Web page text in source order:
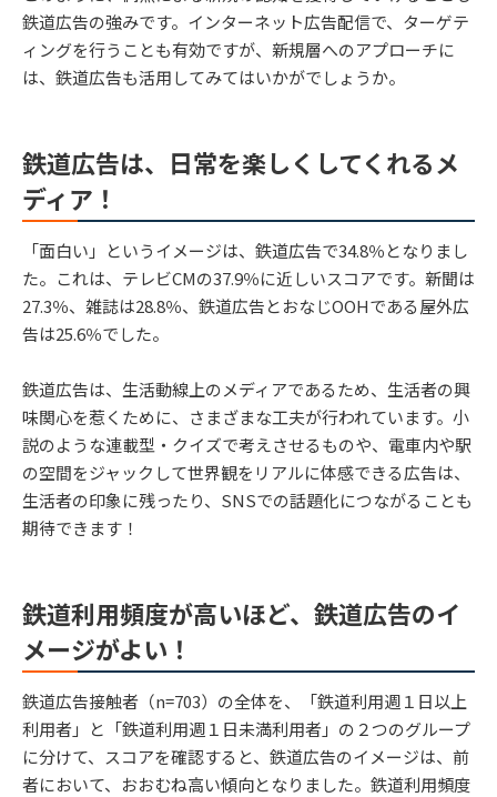
鉄道広告の強みです。インターネット広告配信で、ターゲテ
ィングを行うことも有効ですが、新規層へのアプローチに
は、鉄道広告も活用してみてはいかがでしょうか。
鉄道広告は、日常を楽しくしてくれるメ
ディア！
「面白い」というイメージは、鉄道広告で34.8％となりまし
た。これは、テレビCMの37.9％に近しいスコアです。新聞は
27.3％、雑誌は28.8％、鉄道広告とおなじOOHである屋外広
告は25.6％でした。
鉄道広告は、生活動線上のメディアであるため、生活者の興
味関心を惹くために、さまざまな工夫が行われています。小
説のような連載型・クイズで考えさせるものや、電車内や駅
の空間をジャックして世界観をリアルに体感できる広告は、
生活者の印象に残ったり、SNSでの話題化につながることも
期待できます！
鉄道利用頻度が高いほど、鉄道広告のイ
メージがよい！
鉄道広告接触者（n=703）の全体を、「鉄道利用週１日以上
利用者」と「鉄道利用週１日未満利用者」の２つのグループ
に分けて、スコアを確認すると、鉄道広告のイメージは、前
者において、おおむね高い傾向となりました。鉄道利用頻度